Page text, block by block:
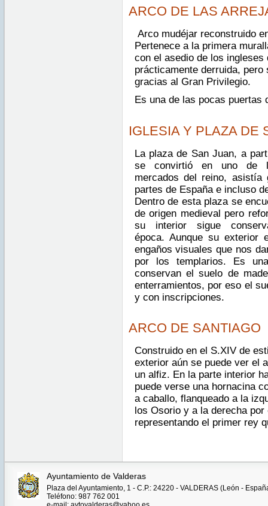
ARCO DE LAS
Arco mudéjar reconstruido
Pertenece a la primera
con el asedio de los ingleses
prácticamente derruida, pero
gracias al Gran Privilegio.
Es una de las pocas puertas
IGLESIA Y PLAZA DE
La plaza de San Juan, a
se convirtió en uno de
mercados del reino, asistía
partes de España e incluso
Dentro de esta plaza se
de origen medieval pero
su interior sigue
época. Aunque su exterior
engaños visuales que nos
por los templarios. Es
conservan el suelo de
enterramientos, por eso el
y con inscripciones.
ARCO DE SANTIAGO
Construido en el S.XIV de
exterior aún se puede ver el
un alfiz. En la parte interior
puede verse una hornacina
a caballo, flanqueado a la
los Osorio y a la derecha
representando el primer rey
Ayuntamiento de Valderas
Plaza del Ayuntamiento, 1 - C.P.: 24220 - VALDERAS (León -
Teléfono: 987 762 001